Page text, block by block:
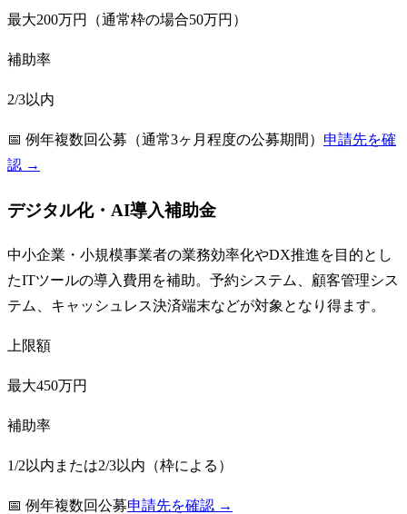
最大200万円（通常枠の場合50万円）
補助率
2/3以内
📅 例年複数回公募（通常3ヶ月程度の公募期間） 申請先を確
認 →
デジタル化・AI導入補助金
中小企業・小規模事業者の業務効率化やDX推進を目的とし
たITツールの導入費用を補助。予約システム、顧客管理シス
テム、キャッシュレス決済端末などが対象となり得ます。
上限額
最大450万円
補助率
1/2以内または2/3以内（枠による）
📅 例年複数回公募申請先を確認 →